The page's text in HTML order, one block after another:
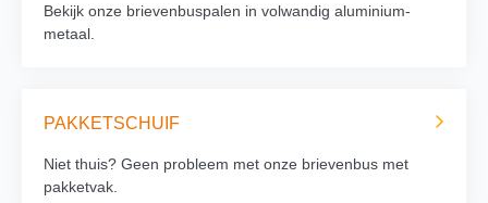
Bekijk onze brievenbuspalen in volwandig aluminium-
metaal.
PAKKETSCHUIF
Niet thuis? Geen probleem met onze brievenbus met
pakketvak.